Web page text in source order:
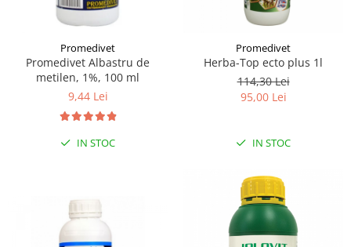
Promedivet
Promedivet Albastru de
metilen, 1%, 100 ml
9,44 Lei
IN STOC
Promedivet
Herba-Top ecto plus 1l
114,30 Lei
95,00 Lei
IN STOC